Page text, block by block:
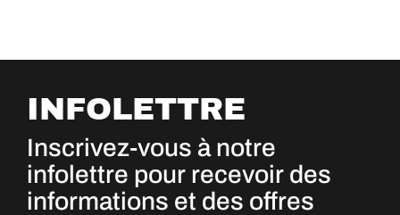
INFOLETTRE
Inscrivez-vous à notre
infolettre pour recevoir des
informations et des offres